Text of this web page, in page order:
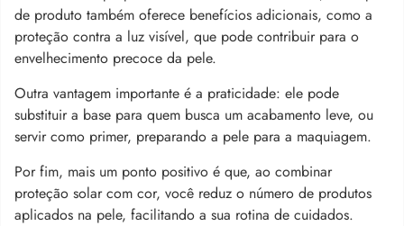
de produto também oferece benefícios adicionais, como a
proteção contra a luz visível, que pode contribuir para o
envelhecimento precoce da pele.
Outra vantagem importante é a praticidade: ele pode
substituir a base para quem busca um acabamento leve, ou
servir como primer, preparando a pele para a maquiagem.
Por fim, mais um ponto positivo é que, ao combinar
proteção solar com cor, você reduz o número de produtos
aplicados na pele, facilitando a sua rotina de cuidados.